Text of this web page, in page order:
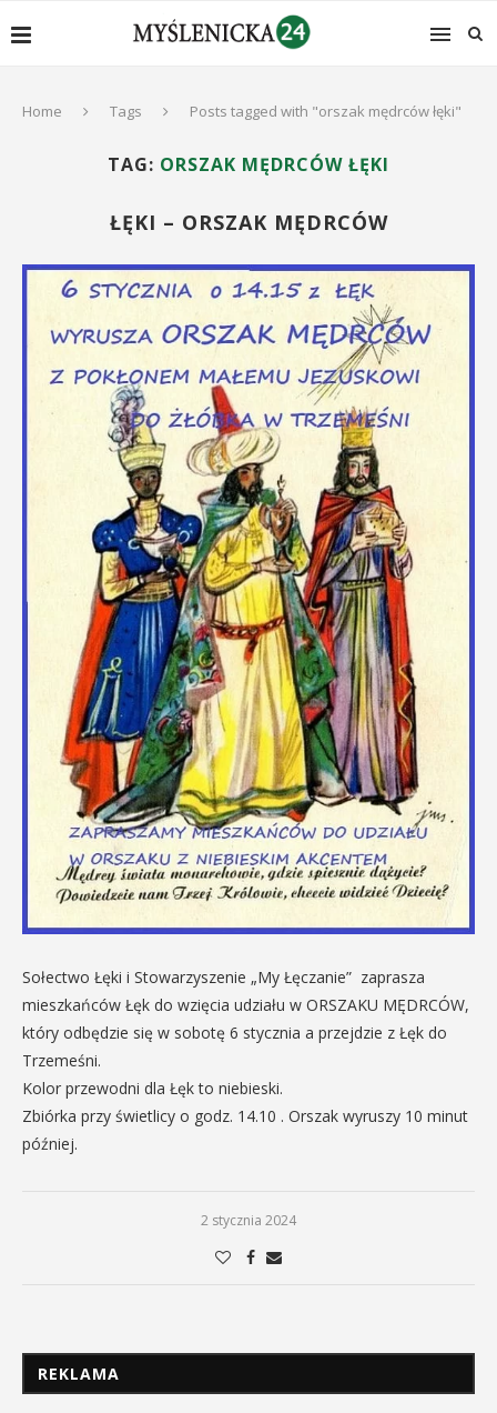
Home Tags Posts tagged with "orszak mędrców łęki"
TAG: ORSZAK MĘDRCÓW ŁĘKI
ŁĘKI – ORSZAK MĘDRCÓW
Sołectwo Łęki i Stowarzyszenie „My Łęczanie” zaprasza
mieszkańców Łęk do wzięcia udziału w ORSZAKU MĘDRCÓW,
który odbędzie się w sobotę 6 stycznia a przejdzie z Łęk do
Trzemeśni.
Kolor przewodni dla Łęk to niebieski.
Zbiórka przy świetlicy o godz. 14.10 . Orszak wyruszy 10 minut
później.
2 stycznia 2024
REKLAMA